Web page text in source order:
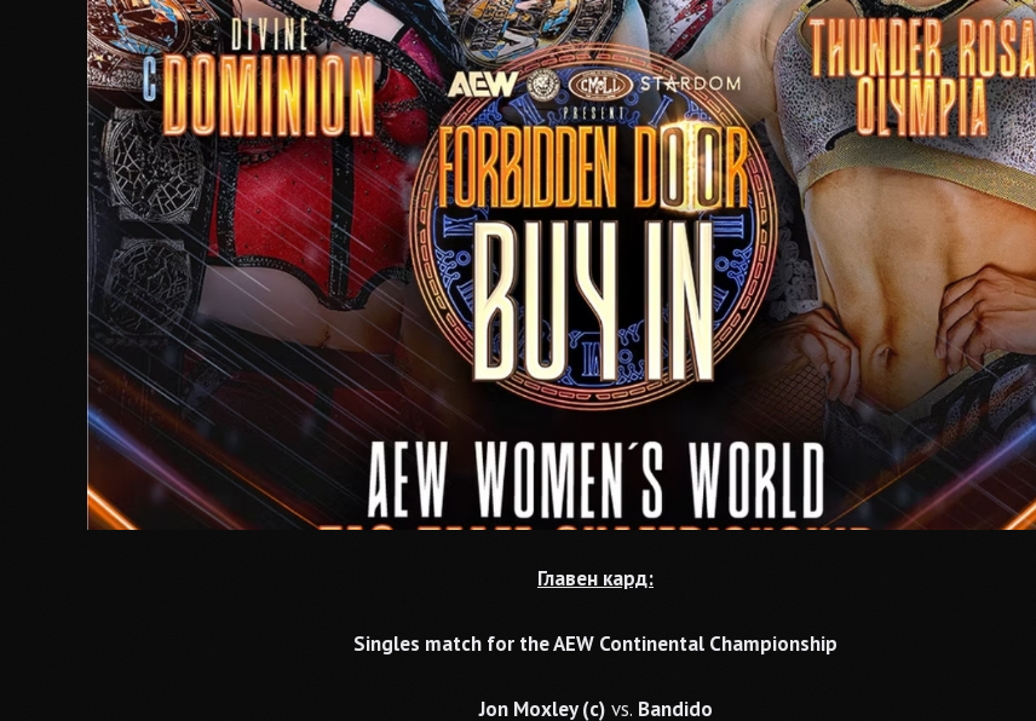
Главен кард:
Singles match for the AEW Continental Championship
Jon Moxley (c)vs. Bandido